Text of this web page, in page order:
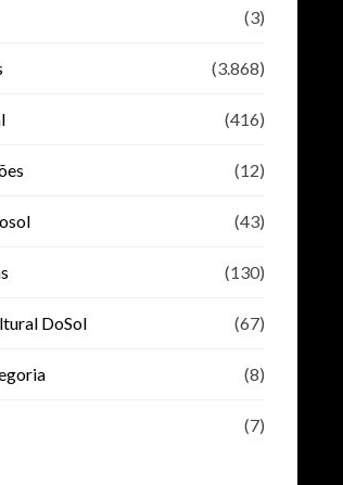
(3)
(3.868)
(416)
(12)
(43)
(130)
DoSol (67)
(8)
(7)